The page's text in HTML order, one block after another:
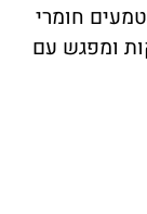
חומרי
ומפגש עם